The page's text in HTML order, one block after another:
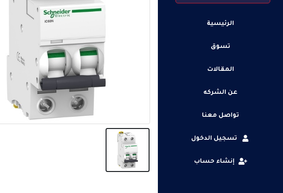
الرئيسية
تسوق
المقالات
عن الشركه
تواصل معنا
تسجيل الدخول
إنشاء حساب